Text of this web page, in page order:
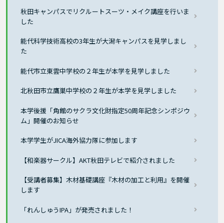
秋田キャンパスでリクルートスーツ・メイク講座を行いま
した
能代科学技術高校の3年生が大潟キャンパスを見学しまし
た
能代市立東雲中学校の２年生が本学を見学しました
北秋田市立鷹巣中学校の２年生が本学を見学しました
本学後援「角館のサクラ文化財指定50周年記念シンポジウ
ム」開催のお知らせ
本学学生がJICA海外協力隊に参加します
【和楽器サークル】AKT秋田テレビで紹介されました
【受講者募集】木材基礎講座『木材の加工と利用』を開催
します
「れんしゅうIPA」が発売されました！